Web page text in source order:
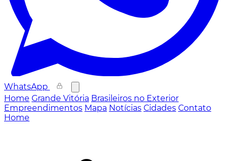
WhatsApp
Home Grande Vitória Brasileiros no Exterior
Empreendimentos Mapa Notícias Cidades Contato
Home